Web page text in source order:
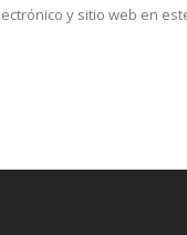
y sitio web en